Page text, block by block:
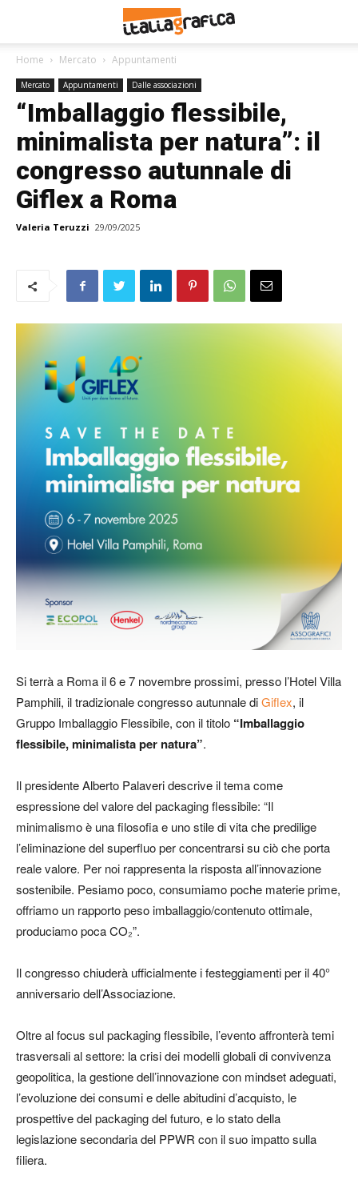
Home Mercato Appuntamenti
Mercato Appuntamenti Dalle associazioni
“Imballaggio flessibile,
minimalista per natura”: il
congresso autunnale di
Giflex a Roma
Valeria Teruzzi 29/09/2025
Si terrà a Roma il 6 e 7 novembre prossimi, presso l’Hotel Villa
Pamphili, il tradizionale congresso autunnale diGiflex, il
Gruppo Imballaggio Flessibile, con il titolo “Imballaggio
flessibile, minimalista per natura”.
Il presidente Alberto Palaveri descrive il tema come
espressione del valore del packaging flessibile: “Il
minimalismo è una filosofia e uno stile di vita che predilige
l’eliminazione del superfluo per concentrarsi su ciò che porta
reale valore. Per noi rappresenta la risposta all’innovazione
sostenibile. Pesiamo poco, consumiamo poche materie prime,
offriamo un rapporto peso imballaggio/contenuto ottimale,
produciamo poca CO₂”.
Il congresso chiuderà ufficialmente i festeggiamenti per il 40°
anniversario dell’Associazione.
Oltre al focus sul packaging flessibile, l’evento affronterà temi
trasversali al settore: la crisi dei modelli globali di convivenza
geopolitica, la gestione dell’innovazione con mindset adeguati,
l’evoluzione dei consumi e delle abitudini d’acquisto, le
prospettive del packaging del futuro, e lo stato della
legislazione secondaria del PPWR con il suo impatto sulla
filiera.